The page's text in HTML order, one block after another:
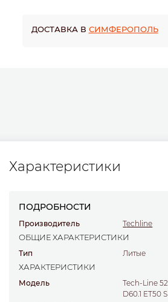
ДОСТАВКА В СИМФЕРОПОЛЬ
Характеристики
ПОДРОБНОСТИ
Производитель Techline
ОБЩИЕ ХАРАКТЕРИСТИКИ
Тип литые
ХАРАКТЕРИСТИКИ
Модель
Tech-Line 523 6X15/4X100
D60.1 ET50 S